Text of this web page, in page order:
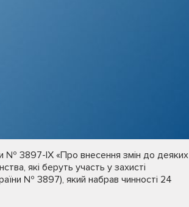
№ 3897-ІХ «Про внесення змін до деяких
які беруть участь у захисті
№ 3897), який набрав чинності 24